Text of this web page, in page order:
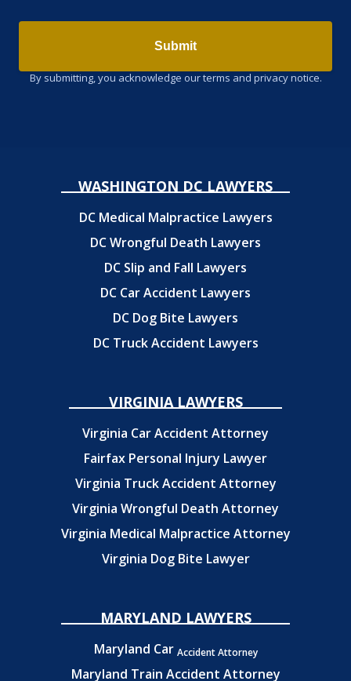
Submit
By submitting, you acknowledge our terms and privacy notice.
WASHINGTON DC LAWYERS
DC Medical Malpractice Lawyers
DC Wrongful Death Lawyers
DC Slip and Fall Lawyers
DC Car Accident Lawyers
DC Dog Bite Lawyers
DC Truck Accident Lawyers
VIRGINIA LAWYERS
Virginia Car Accident Attorney
Fairfax Personal Injury Lawyer
Virginia Truck Accident Attorney
Virginia Wrongful Death Attorney
Virginia Medical Malpractice Attorney
Virginia Dog Bite Lawyer
MARYLAND LAWYERS
Maryland Car Accident Attorney
Maryland Train Accident Attorney